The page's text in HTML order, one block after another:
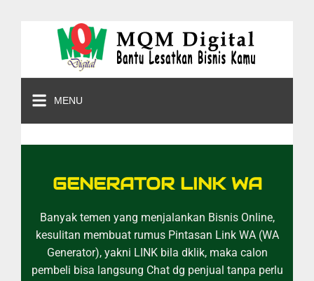
MENU
GENERATOR LINK WA
Banyak temen yang menjalankan Bisnis Online,
kesulitan membuat rumus Pintasan Link WA (WA
Generator), yakni LINK bila dklik, maka calon
pembeli bisa langsung Chat dg penjual tanpa perlu